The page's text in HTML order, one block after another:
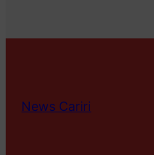
News Cariri